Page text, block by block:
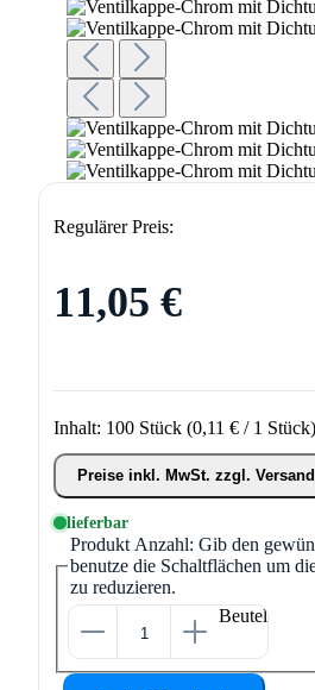
Regulärer Preis:
11,05 €
Inhalt: 100 Stück (0,11 € / 1 Stück)
Preise inkl. MwSt. zzgl.
lieferbar
Produkt Anzahl: Gib den
benutze die Schaltflächen um
zu reduzieren.
Beutel